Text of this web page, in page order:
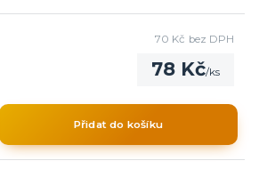
78 Kč/ks
70 Kč bez DPH
Přidat do košíku